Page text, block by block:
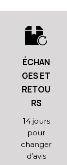
ÉCHAN
GES ET
RETOU
RS
14 jours
pour
changer
d’avis